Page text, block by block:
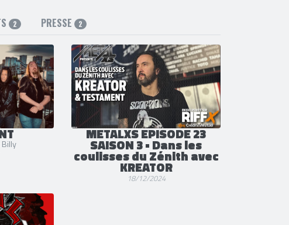
2 PRESSE 2
METALXS EPISODE 23
SAISON 3 • Dans les
coulisses du Zénith avec
KREATOR
18/12/2024